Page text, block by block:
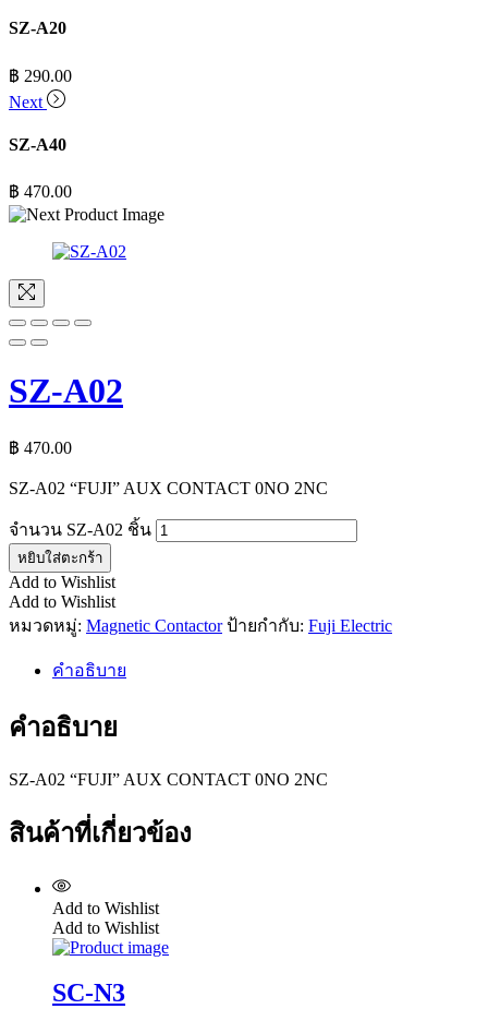
SZ-A20
฿ 290.00
Next
SZ-A40
฿ 470.00
SZ-A02
฿ 470.00
SZ-A02 “FUJI” AUX CONTACT 0NO 2NC
จำนวน SZ-A02 ชิ้น
หยิบใส่ตะกร้า
Add to Wishlist
Add to Wishlist
หมวดหมู่: Magnetic Contactor ป้ายกำกับ: Fuji Electric
คำอธิบาย
คำอธิบาย
SZ-A02 “FUJI” AUX CONTACT 0NO 2NC
สินค้าที่เกี่ยวข้อง
Add to Wishlist
Add to Wishlist
SC-N3